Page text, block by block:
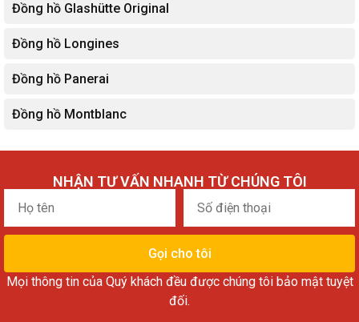
Đồng hồ Glashütte Original
Đồng hồ Longines
Đồng hồ Panerai
Đồng hồ Montblanc
NHẬN TƯ VẤN NHANH TỪ CHÚNG TÔI
Họ
tên
điện
thoại
Gọi cho tôi
Mọi thông tin của Quý khách đều được chúng tôi bảo mật tuyệt
đối.